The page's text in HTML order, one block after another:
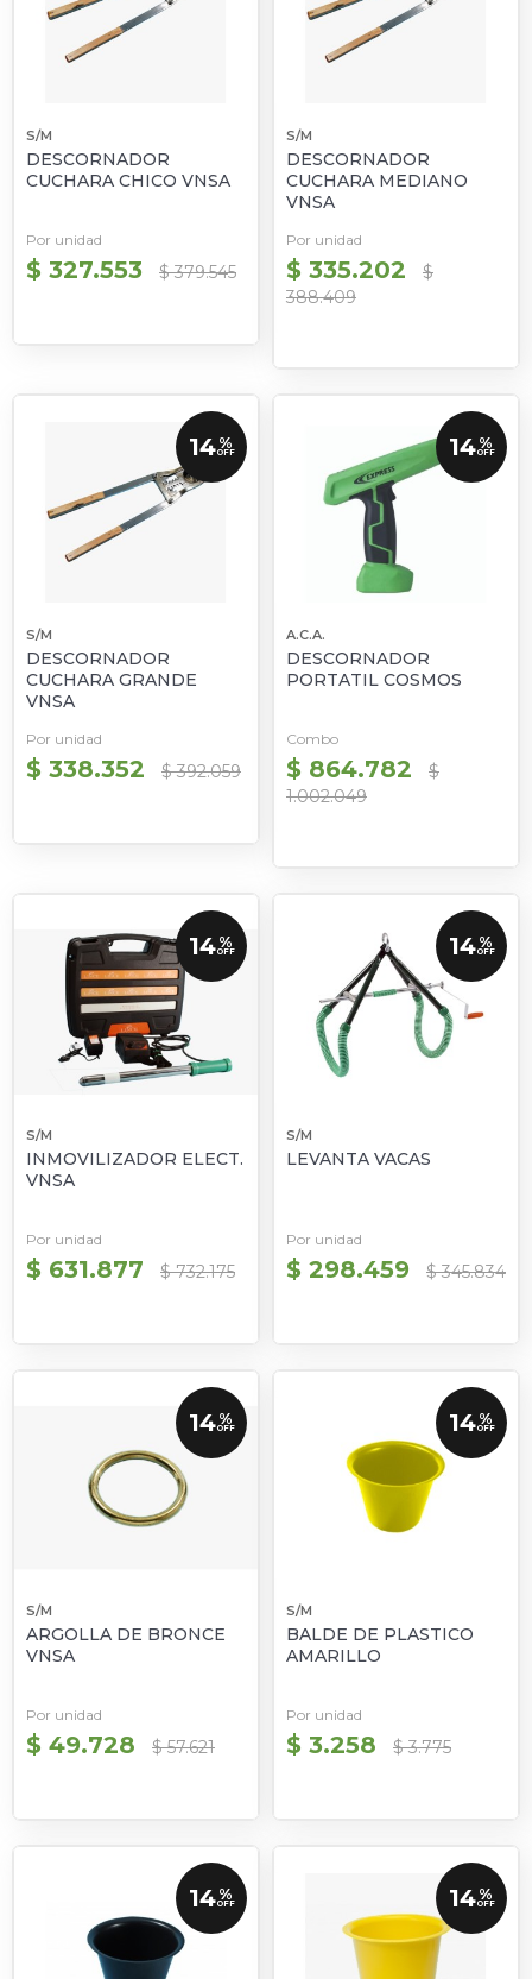
S/M
DESCORNADOR
CUCHARA CHICO VNSA
Por unidad
$ 327.553 $ 379.545
S/M
DESCORNADOR
CUCHARA MEDIANO
VNSA
Por unidad
$ 335.202
$
388.409
14 %
OFF
S/M
DESCORNADOR
CUCHARA GRANDE
VNSA
Por unidad
$ 338.352 $ 392.059
14 %
OFF
A.C.A.
DESCORNADOR
PORTATIL COSMOS
Combo
$ 864.782
$
1.002.049
14 %
OFF
S/M
INMOVILIZADOR ELECT.
VNSA
Por unidad
$ 631.877 $ 732.175
14 %
OFF
S/M
LEVANTA VACAS
Por unidad
$ 298.459 $ 345.834
14 %
OFF
S/M
ARGOLLA DE BRONCE
VNSA
Por unidad
$ 49.728 $ 57.621
14 %
OFF
S/M
BALDE DE PLASTICO
AMARILLO
Por unidad
$ 3.258 $ 3.775
14 %
OFF 14 %
OFF